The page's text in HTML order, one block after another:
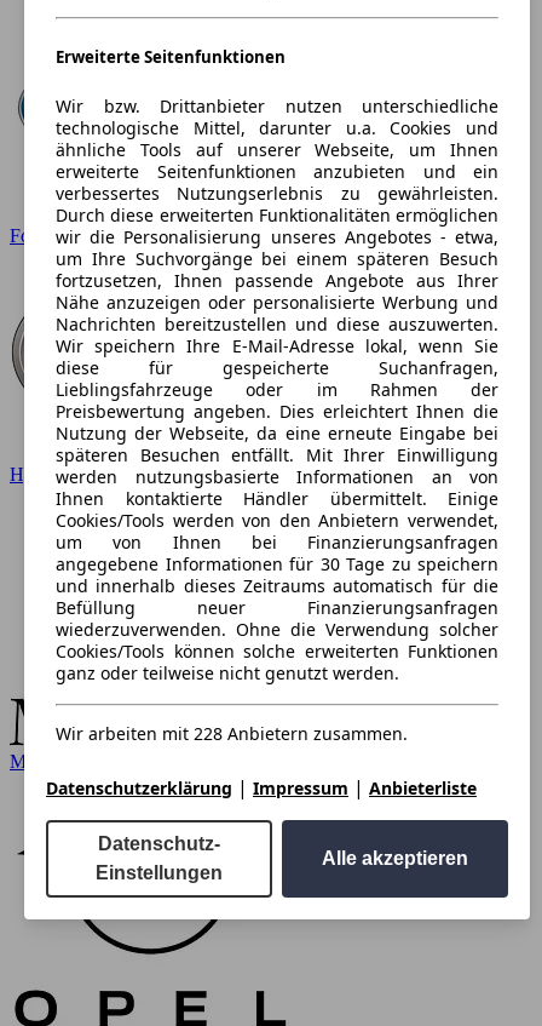
Ford
Hyundai
Mercedes-Benz
Erweiterte Seitenfunktionen
Wir bzw. Drittanbieter nutzen unterschiedliche
technologische Mittel, darunter u.a. Cookies und
ähnliche Tools auf unserer Webseite, um Ihnen
erweiterte Seitenfunktionen anzubieten und ein
verbessertes Nutzungserlebnis zu gewährleisten.
Durch diese erweiterten Funktionalitäten ermöglichen
wir die Personalisierung unseres Angebotes - etwa,
um Ihre Suchvorgänge bei einem späteren Besuch
fortzusetzen, Ihnen passende Angebote aus Ihrer
Nähe anzuzeigen oder personalisierte Werbung und
Nachrichten bereitzustellen und diese auszuwerten.
Wir speichern Ihre E-Mail-Adresse lokal, wenn Sie
diese für gespeicherte Suchanfragen,
Lieblingsfahrzeuge oder im Rahmen der
Preisbewertung angeben. Dies erleichtert Ihnen die
Nutzung der Webseite, da eine erneute Eingabe bei
späteren Besuchen entfällt. Mit Ihrer Einwilligung
werden nutzungsbasierte Informationen an von
Ihnen kontaktierte Händler übermittelt. Einige
Cookies/Tools werden von den Anbietern verwendet,
um von Ihnen bei Finanzierungsanfragen
angegebene Informationen für 30 Tage zu speichern
und innerhalb dieses Zeitraums automatisch für die
Befüllung neuer Finanzierungsanfragen
wiederzuverwenden. Ohne die Verwendung solcher
Cookies/Tools können solche erweiterten Funktionen
ganz oder teilweise nicht genutzt werden.
Wir arbeiten mit 228 Anbietern zusammen.
Datenschutzerklärung | Impressum | Anbieterliste
Datenschutz-
Einstellungen
Alle akzeptieren